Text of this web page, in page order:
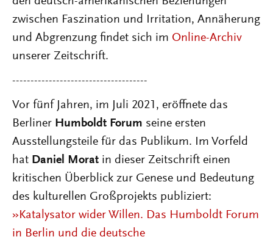
zwischen Faszination und Irritation, Annäherung
und Abgrenzung findet sich im Online-Archiv
unserer Zeitschrift.
-------------------------------------
Vor fünf Jahren, im Juli 2021, eröffnete das
Berliner Humboldt Forum seine ersten
Ausstellungsteile für das Publikum. Im Vorfeld
hat Daniel Morat in dieser Zeitschrift einen
kritischen Überblick zur Genese und Bedeutung
des kulturellen Großprojekts publiziert:
»Katalysator wider Willen. Das Humboldt Forum
in Berlin und die deutsche